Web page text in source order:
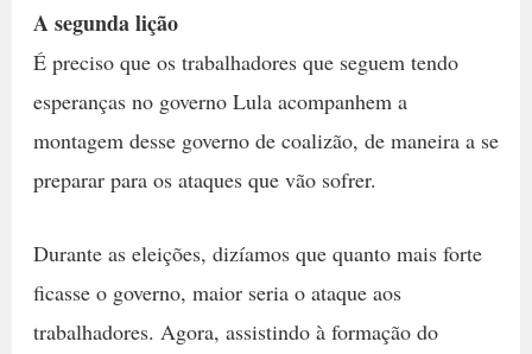
A segunda lição
É preciso que os trabalhadores que seguem tendo
esperanças no governo Lula acompanhem a
montagem desse governo de coalizão, de maneira a se
preparar para os ataques que vão sofrer.
Durante as eleições, dizíamos que quanto mais forte
ficasse o governo, maior seria o ataque aos
trabalhadores. Agora, assistindo à formação do